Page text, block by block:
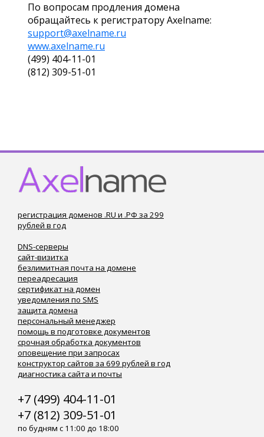
По вопросам продления домена
обращайтесь к регистратору Axelname:
support@axelname.ru
www.axelname.ru
(499) 404-11-01
(812) 309-51-01
регистрация доменов .RU и .РФ за 299
рублей в год
DNS-серверы
сайт-визитка
безлимитная почта на домене
переадресация
сертификат на домен
уведомления по SMS
защита домена
персональный менеджер
помощь в подготовке документов
срочная обработка документов
оповещение при запросах
конструктор сайтов за 699 рублей в год
диагностика сайта и почты
+7 (499) 404-11-01
+7 (812) 309-51-01
по будням с 11:00 до 18:00